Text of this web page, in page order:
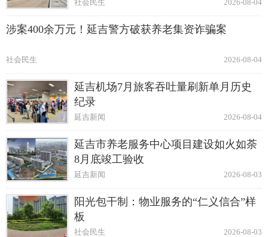
2026-08-04
社会民生
涉案400余万元！延吉警方破获养老集资诈骗案
2026-08-04
社会民生
延吉机场7月旅客吞吐量刷新单月历史
纪录
2026-08-04
延吉新闻
延吉市养老服务中心项目建设如火如荼
8月底竣工验收
2026-08-03
延吉新闻
阳光包干制：物业服务的“仁义信合”样
板
2026-08-03
社会民生